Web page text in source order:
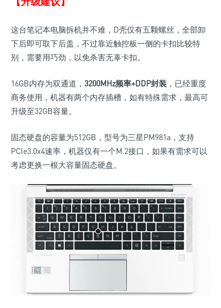
这台笔记本电脑拆机并不难，D壳仅有五颗螺丝，全部卸
下后即可取下后盖，不过靠近触控板一侧的卡扣比较特
别，需要用巧劲，以免杀害无辜卡扣。
16GB内存为双通道， 3200MHz频率+DDP封装 ，已经重度
商务使用，机器有两个内存插槽，如有特殊需求，最高可
升级至32GB容量。
固态硬盘的容量为512GB，型号为三星PM981a，支持
PCIe3.0x4速率，机器仅有一个M.2接口，如果有需求可以
考虑更换一根大容量固态硬盘。